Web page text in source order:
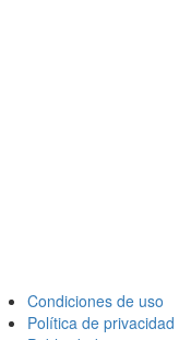
Condiciones de uso
Política de privacidad